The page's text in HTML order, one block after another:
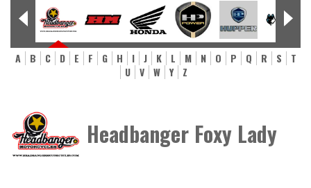
A B C D E F G H I J K L M N O P Q R S
T
U
V W Y Z
Headbanger Foxy Lady